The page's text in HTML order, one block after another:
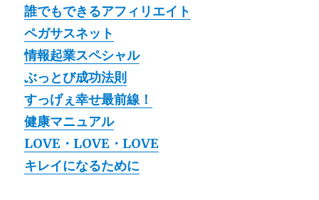
誰でもできるアフィリエイト
ペガサスネット
情報起業スペシャル
ぶっとび成功法則
すっげぇ幸せ最前線！
健康マニュアル
LOVE・LOVE・LOVE
キレイになるために